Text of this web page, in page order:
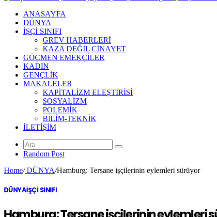
ANASAYFA
DÜNYA
İŞÇİ SINIFI
GREV HABERLERİ
KAZA DEĞİL CİNAYET
GÖÇMEN EMEKÇİLER
KADIN
GENÇLİK
MAKALELER
KAPİTALİZM ELEŞTİRİSİ
SOSYALİZM
POLEMİK
BİLİM-TEKNİK
ILETIŞIM
Random Post
Home/DÜNYA/Hamburg: Tersane işçilerinin eylemleri sürüyor
DÜNYAİŞÇİ SINIFI